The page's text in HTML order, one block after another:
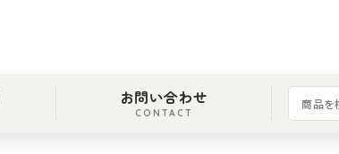
お問い合わせ
CONTACT